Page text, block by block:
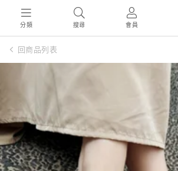
分類 搜尋 會員
回商品列表